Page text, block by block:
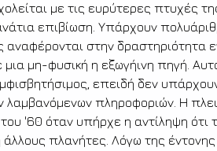
με τις ευρύτερες πτυχές
επιβίωση. Υπάρχουν
στην δραστηριότητα
μια μη-φυσική η εξωγήινη πηγή.
επειδή δεν
πληροφοριών. Η
'60 όταν υπήρχε η αντίληψη ότι
πλανήτες. Λόγω της έντονης